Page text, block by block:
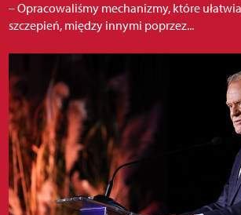
– Opracowaliśmy mechanizmy, które
szczepień, między innymi poprzez...